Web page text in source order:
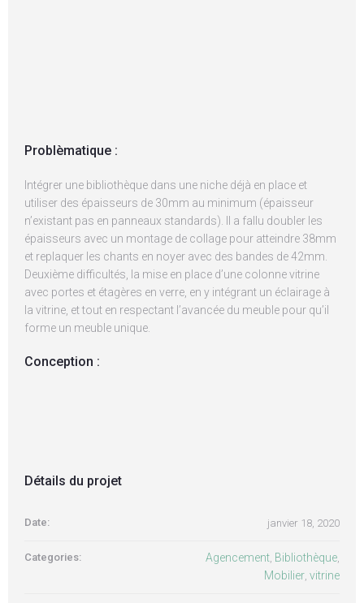
Problèmatique :
Intégrer une bibliothèque dans une niche déjà en place et
utiliser des épaisseurs de 30mm au minimum (épaisseur
n’existant pas en panneaux standards). Il a fallu doubler les
épaisseurs avec un montage de collage pour atteindre 38mm
et replaquer les chants en noyer avec des bandes de 42mm.
Deuxième difficultés, la mise en place d’une colonne vitrine
avec portes et étagères en verre, en y intégrant un éclairage à
la vitrine, et tout en respectant l’avancée du meuble pour qu’il
forme un meuble unique.
Conception :
Détails du projet
Date: janvier 18, 2020
Categories: Agencement, Bibliothèque,
Mobilier, vitrine